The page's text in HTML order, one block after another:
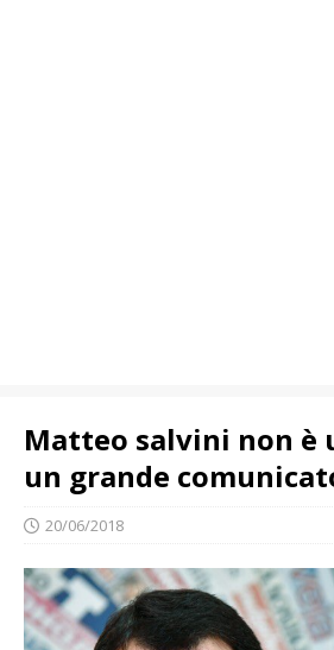
Matteo salvini non è
un grande
20/06/2018